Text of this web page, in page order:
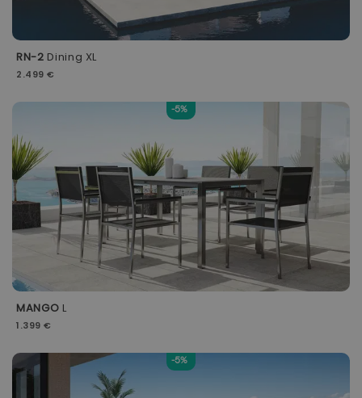
RN-2 Dining XL
2.499 €
-5%
MANGO L
1.399 €
-5%